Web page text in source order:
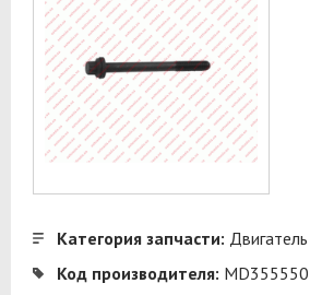
Категория запчасти: Двигатель
Код производителя: MD355550